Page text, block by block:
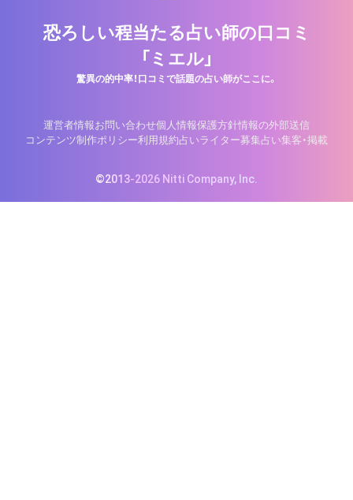
恐ろしい程当たる占い師の口コミ
「ミエル」
驚異の的中率！口コミで話題の占い師がここに。
運営者情報お問い合わせ個人情報保護方針情報の外部送信
コンテンツ制作ポリシー利用規約占いライター募集占い集客・掲載
©2013-2026 Nitti Company, Inc.